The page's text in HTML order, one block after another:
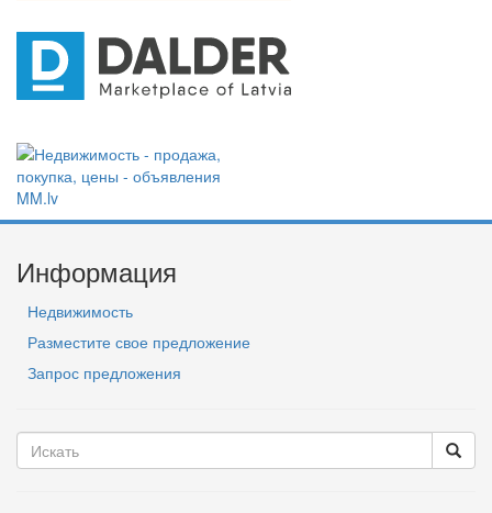
Информация
Недвижимость
Разместите свое предложение
Запрос предложения